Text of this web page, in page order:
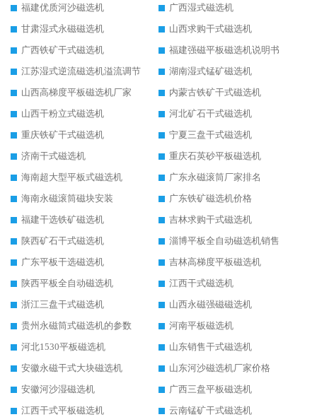
福建优质河沙磁选机
广西湿式磁选机
甘肃湿式永磁磁选机
山西求购干式磁选机
广西铁矿干式磁选机
福建强磁平板磁选机说明书
江苏湿式逆流磁选机溢流调节
湖南湿式锰矿磁选机
山西高梯度平板磁选机厂家
内蒙古铁矿干式磁选机
山西干粉立式磁选机
河北矿石干式磁选机
重庆铁矿干式磁选机
宁夏三盘干式磁选机
济南干式磁选机
重庆石英砂平板磁选机
海南超大型平板式磁选机
广东永磁滚筒厂家排名
海南永磁滚筒磁块安装
广东铁矿磁选机价格
福建干选铁矿磁选机
吉林求购干式磁选机
陕西矿石干式磁选机
淄博平板全自动磁选机销售
广东平板干选磁选机
吉林高梯度平板磁选机
陕西平板全自动磁选机
江西干式磁选机
浙江三盘干式磁选机
山西永磁强磁磁选机
贵州永磁筒式磁选机的参数
河南平板磁选机
河北1530平板磁选机
山东销售干式磁选机
安徽永磁干式大块磁选机
山东河沙磁选机厂家价格
安徽河沙湿磁选机
广西三盘平板磁选机
江西干式平板磁选机
云南锰矿干式磁选机